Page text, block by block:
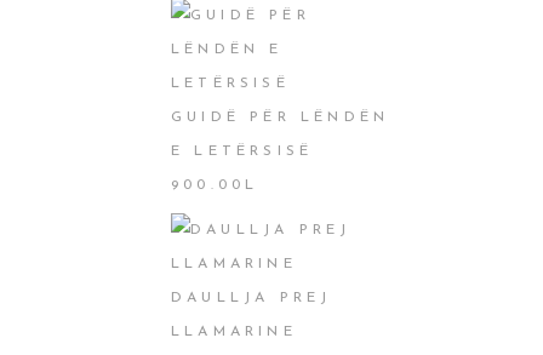
GUIDË PËR LËNDËN
E LETËRSISË
900.00 L
DAULLJA PREJ
LLAMARINE